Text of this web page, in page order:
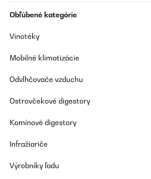
Obľúbené kategórie
Vinotéky
Mobilné klimatizácie
Odvlhčovače vzduchu
Ostrovčekové digestory
Komínové digestory
Infražiariče
Výrobníky ľadu